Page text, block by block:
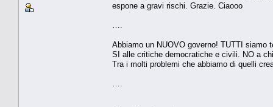
espone a gravi rischi. Grazie. Ciaooo
Abbiamo un NUOVO governo! TUTTI siamo
SI alle critiche democratiche e civili. NO a
Tra i molti problemi che abbiamo di quelli